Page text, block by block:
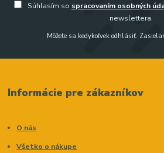
Súhlasím so spracovaním osobných
newslettera.
Môžete sa kedykoľvek odhlásiť.
Informácie pre zákazníkov
O nás
Všetko o nákupe